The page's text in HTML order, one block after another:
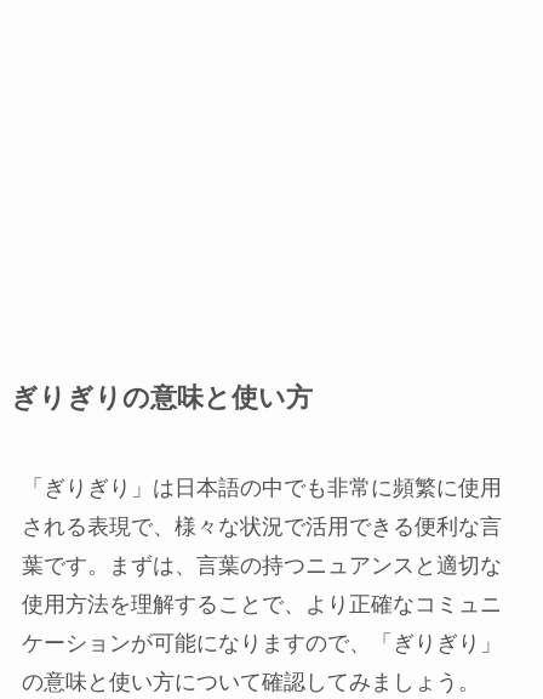
ぎりぎりの意味と使い方
「ぎりぎり」は日本語の中でも非常に頻繁に使用
される表現で、様々な状況で活用できる便利な言
葉です。まずは、言葉の持つニュアンスと適切な
使用方法を理解することで、より正確なコミュニ
ケーションが可能になりますので、「ぎりぎり」
の意味と使い方について確認してみましょう。